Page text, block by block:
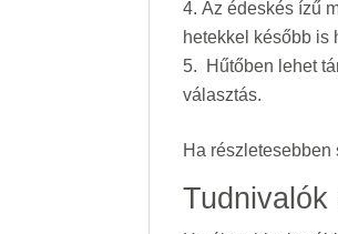
Az édeskés ízű
hetekkel később is
Hűtőben lehet
választás.
Ha
Tudnivalók